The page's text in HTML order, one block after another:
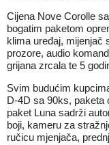
Cijena Nove Corolle
bogatim paketom
klima uređaj, mijenjač
prozore, audio
grijana zrcala te 5
Svim budućim
D-4D sa 90ks, paketa
paket Luna sadrži
boji, kameru za
ručicu mjenjača,